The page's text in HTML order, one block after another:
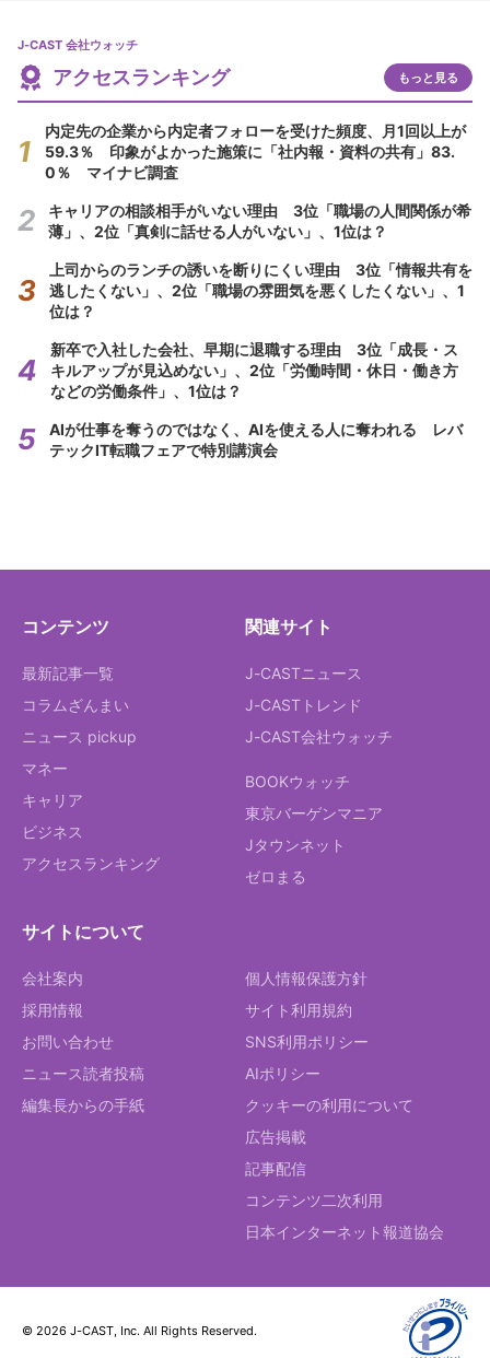
J-CAST 会社ウォッチ
アクセスランキング もっと見る
内定先の企業から内定者フォローを受けた頻度、月1回以上が
59.3％ 印象がよかった施策に「社内報・資料の共有」83.
0％ マイナビ調査
キャリアの相談相手がいない理由 3位「職場の人間関係が希
薄」、2位「真剣に話せる人がいない」、1位は？
上司からのランチの誘いを断りにくい理由 3位「情報共有を
逃したくない」、2位「職場の雰囲気を悪くしたくない」、1
位は？
新卒で入社した会社、早期に退職する理由 3位「成長・ス
キルアップが見込めない」、2位「労働時間・休日・働き方
などの労働条件」、1位は？
AIが仕事を奪うのではなく、AIを使える人に奪われる レバ
テックIT転職フェアで特別講演会
コンテンツ
最新記事一覧
コラムざんまい
ニュース pickup
マネー
キャリア
ビジネス
アクセスランキング
関連サイト
J-CASTニュース
J-CASTトレンド
J-CAST会社ウォッチ
BOOKウォッチ
東京バーゲンマニア
Jタウンネット
ゼロまる
サイトについて
会社案内
採用情報
お問い合わせ
ニュース読者投稿
編集長からの手紙
個人情報保護方針
サイト利用規約
SNS利用ポリシー
AIポリシー
クッキーの利用について
広告掲載
記事配信
コンテンツ二次利用
日本インターネット報道協会
© 2026 J-CAST, Inc. All Rights Reserved.